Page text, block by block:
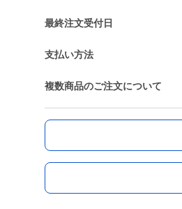
最終注文受付日
支払い方法
複数商品のご注文について